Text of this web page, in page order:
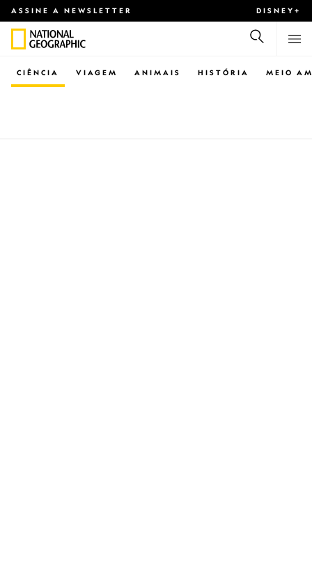
ASSINE A NEWSLETTER DISNEY+
CIÊNCIA VIAGEM ANIMAIS HISTÓRIA MEIO